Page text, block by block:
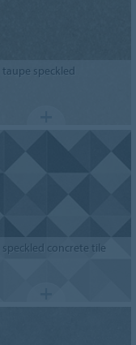
taupe speckled
speckled concrete tile